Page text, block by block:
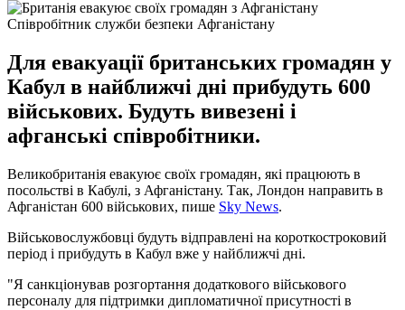
Співробітник служби безпеки Афганістану
Для евакуації британських громадян у
Кабул в найближчі дні прибудуть 600
військових. Будуть вивезені і
афганські співробітники.
Великобританія евакуює своїх громадян, які працюють в
посольстві в Кабулі, з Афганістану. Так, Лондон направить в
Афганістан 600 військових, пише Sky News.
Військовослужбовці будуть відправлені на короткостроковий
період і прибудуть в Кабул вже у найближчі дні.
"Я санкціонував розгортання додаткового військового
персоналу для підтримки дипломатичної присутності в